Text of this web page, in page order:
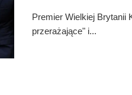
Premier Wielkiej Brytanii
przerażające" i...